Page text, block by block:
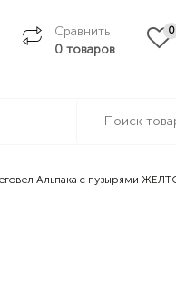
Сравнить
0 товаров
0
Альпака с пузырями